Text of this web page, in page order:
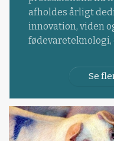
afholdes årligt
innovation, viden
Se